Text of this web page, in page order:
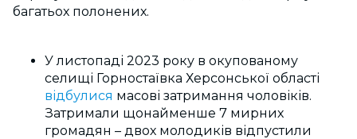
багатьох полонених.
У листопаді 2023 року в окупованому
селищі Горностаївка Херсонської області
відбулися масові затримання чоловіків.
Затримали щонайменше 7 мирних
громадян – двох молодиків відпустили